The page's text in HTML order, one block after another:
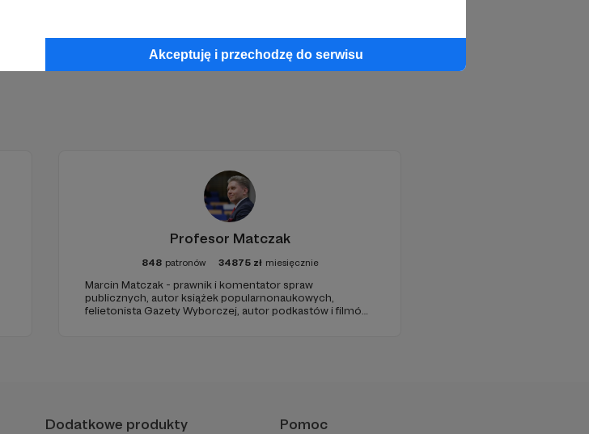
Akceptuję i przechodzę do serwisu
Profesor Matczak
848 patronów 34875 zł miesięcznie
Marcin Matczak - prawnik i komentator spraw
publicznych, autor książek popularnonaukowych,
felietonista Gazety Wyborczej, autor podkastów i filmów
Dodatkowe produkty Pomoc